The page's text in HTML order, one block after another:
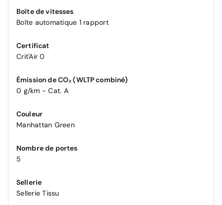
Boîte de vitesses
Boîte automatique 1 rapport
Certificat
Crit'Air 0
Émission de CO₂ (WLTP combiné)
0 g/km - Cat. A
Couleur
Manhattan Green
Nombre de portes
5
Sellerie
Sellerie Tissu